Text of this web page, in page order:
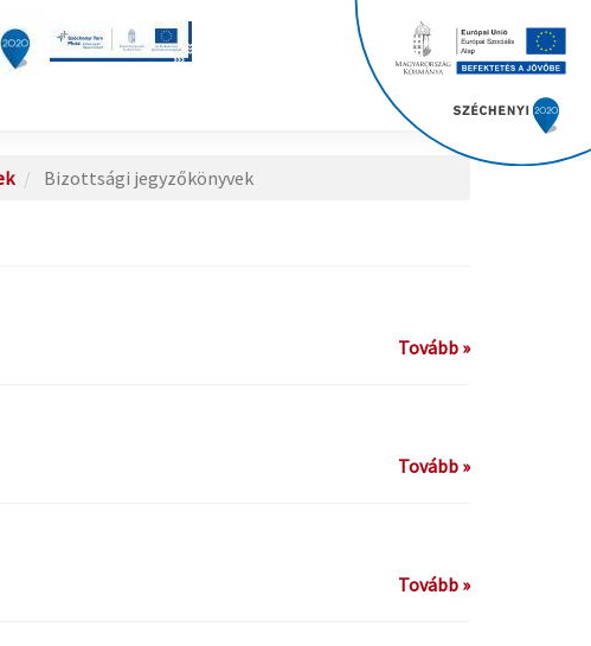
Bizottsági jegyzőkönyvek
Tovább »
Tovább »
Tovább »